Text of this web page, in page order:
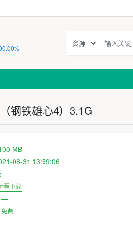
钢铁雄心4）3.1G
MB
08-31 13:59:06
程下载
—
免费